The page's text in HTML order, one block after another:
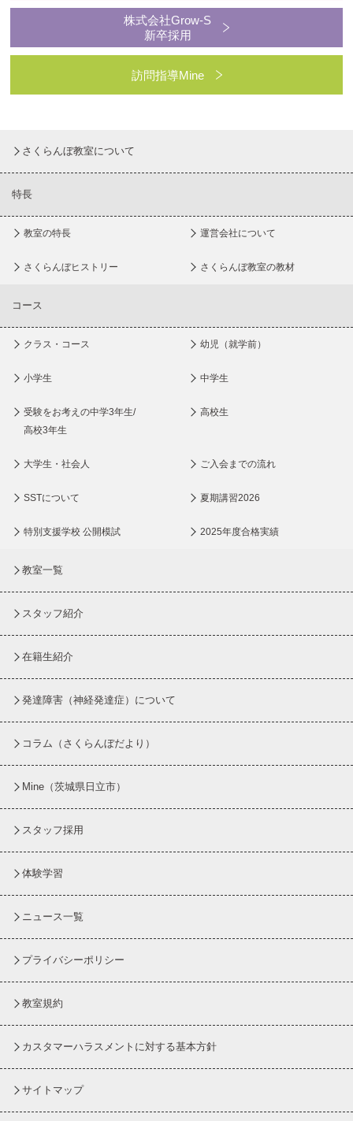
株式会社Grow-S
新卒採用
訪問指導Mine
さくらんぼ教室について
特長
教室の特長 運営会社について
さくらんぼヒストリー さくらんぼ教室の教材
コース
クラス・コース 幼児（就学前）
小学生 中学生
受験をお考えの中学3年生/
高校3年生
高校生
大学生・社会人 ご入会までの流れ
SSTについて 夏期講習2026
特別支援学校 公開模試 2025年度合格実績
教室一覧
スタッフ紹介
在籍生紹介
発達障害（神経発達症）について
コラム （さくらんぼだより）
Mine（茨城県日立市）
スタッフ採用
体験学習
ニュース一覧
プライバシーポリシー
教室規約
カスタマーハラスメントに対する基本方針
サイトマップ